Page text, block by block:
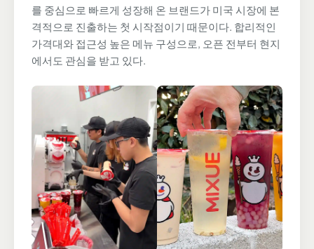
를 중심으로 빠르게 성장해 온 브랜드가 미국 시장에 본
격적으로 진출하는 첫 시작점이기 때문이다. 합리적인
가격대와 접근성 높은 메뉴 구성으로, 오픈 전부터 현지
에서도 관심을 받고 있다.